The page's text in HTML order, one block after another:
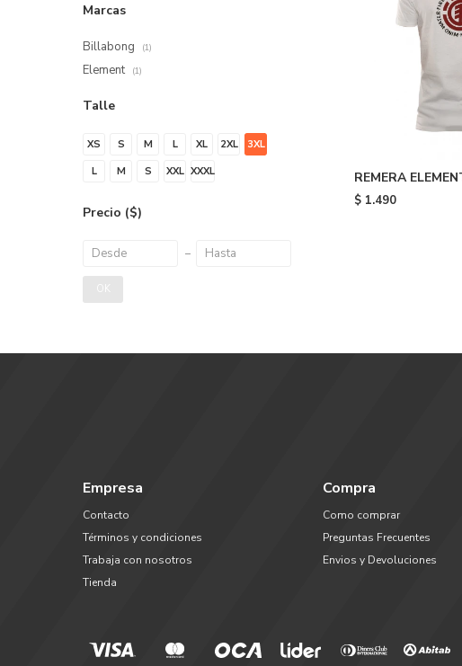
REMERA
White
$ 1.490
Marcas
Billabong (1)
Element (1)
Talle
XS S M L XL 2XL
3XL
L
M S XXL XXXL
Precio ($)
OK
Empresa
Contacto
Términos y condiciones
Trabaja con nosotros
Tienda
Compra
Como comprar
Preguntas Frecuentes
Envios y Devoluciones